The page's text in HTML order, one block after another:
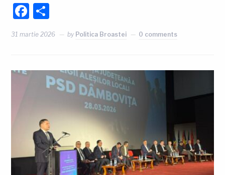
Facebook
31 martie 2026 by Politica Broastei 0 comments